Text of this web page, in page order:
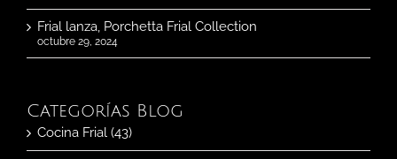
Frial lanza, Porchetta Frial Collection
octubre 29, 2024
Categorías Blog
Cocina Frial (43)